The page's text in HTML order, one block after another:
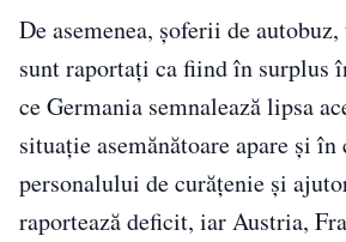
De asemenea, șoferii de
sunt raportați ca fiind în surplus
ce Germania semnalează lipsa
situație asemănătoare apare și în
personalului de curățenie și
raportează deficit, iar Austria,